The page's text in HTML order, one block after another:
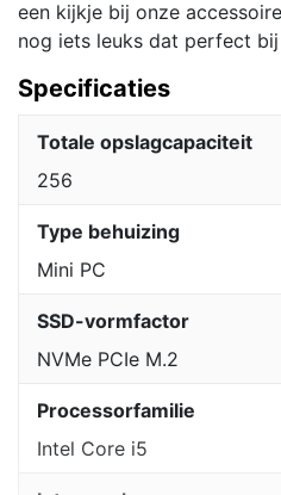
een kijkje bij onze
nog iets leuks dat perfect
Specificaties
Totale opslagcapaciteit
256
Type behuizing
Mini PC
SSD-vormfactor
NVMe PCIe M.2
Processorfamilie
Intel Core i5